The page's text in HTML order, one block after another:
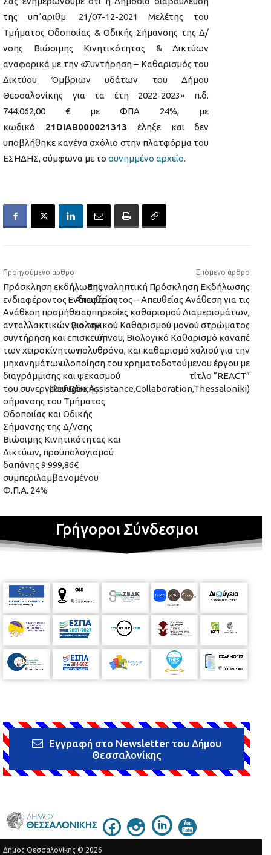
της υπ΄αριθμ. 21/07-12-2021 Μελέτης του
Τμήματος Οδοποιίας & Οδικής Σήμανσης της Δ/
νσης Βιώσιμης Κινητικότητας & Δικτύων
αναφορικά με την «Συντήρηση – Καθαρισμός του
Δικτύου Όμβριων υδάτων του Δήμου
Θεσσαλονίκης για τα έτη 2022-2023» π.δ.
744.062,00 € με ΦΠΑ 24%, με
κωδικό 21DIAB000021313 έληξε και δεν
υποβλήθηκε κανένα σχόλιο στην πλατφόρμα του
ΕΣΗΔΗΣ, σύμφωνα με το συνημμένο αρχείο.
Προηγούμενο άρθρο
Πρόσκληση εκδήλωσης
ενδιαφέροντος – Απευθείας
Ανάθεση προμήθειας
ανταλλακτικών για την
συντήρηση και επισκευή
των χειροκίνητων
μηχανημάτων
διαγράμμισης και ψεκασμού
του συνεργείου Οδικής
σήμανσης του Τμήματος
Οδοποιίας και Οδικής
Σήμανσης της Δ/νσης
Βιώσιμης Κινητικότητας και
Δικτύων, προϋπολογισμού
δαπάνης 9.999,86€
συμπεριλαμβανομένου
Φ.Π.Α. 24%
Επόμενο άρθρο
Επαναληπτική Πρόσκληση Εκδήλωσης
Ενδιαφέροντος – Απευθείας Ανάθεση για τις
υπηρεσίες καθαρισμού Διαμερισμάτων,
Βιολογικού Καθαρισμού μονού στρώματος
ύπνου, Βιολογικό Καθαρισμό καναπέ
πολυθρόνα, και καθαρισμό χαλιού για την
υλοποίηση του χρηματοδοτούμενου έργου με
τίτλο “REACT”
(Refugee,Assistance,Collaboration,Thessaloniki)
Γρήγοροι Σύνδεσμοι
Εγγραφή στο Newsletter του Δήμου
Θεσσαλονίκης
Δήμος Θεσσαλονίκης © 2026